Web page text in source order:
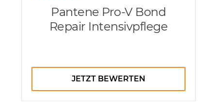
Pantene Pro-V Bond
Repair Intensivpflege
JETZT BEWERTEN